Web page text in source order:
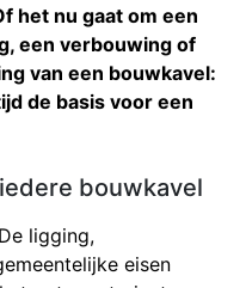
het nu gaat om een
een verbouwing of
van een bouwkavel:
de basis voor een
bouwkavel
ligging,
eisen